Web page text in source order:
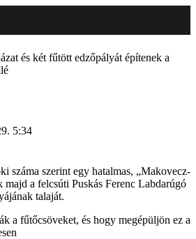
és két fűtött edzőpályát építenek a
5:34
száma szerint egy hatalmas, „Makovecz-
a felcsúti Puskás Ferenc Labdarúgó
talaját.
a fűtőcsöveket, és hogy megépüljön ez a